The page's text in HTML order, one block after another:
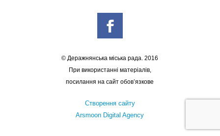
© Деражнянська міська рада. 2016
При використанні матеріалів,
посилання на сайт обов’язкове
Створення сайту
Arsmoon Digital Agency